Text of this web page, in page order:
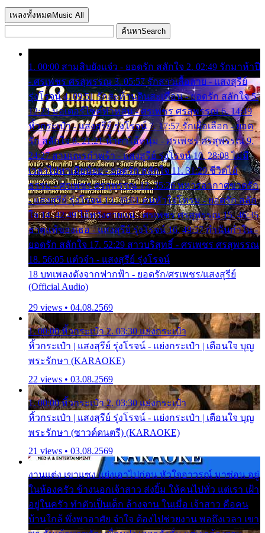
เพลงทั้งหมด Music All
ค้นหาSearch
1. 00:00 สามสิบยังแจ๋ว - ยอดรัก สลักใจ 2. 02:49 รักมาห้าปี
- ศรเพชร ศรสุพรรณ 3. 05:57 รักสาวเสื้อลาย - แสงสุรีย์
รุ่งโรจน์ 4. 09:51 รักสะท้านดินสะเทือน - ยอดรัก สลักใจ 5.
12:23 มอเตอร์ไซค์ทำหล่น - ศรเพชร ศรสุพรรณ 6. 14:49
หิ้วกระเป๋า - แสงสุรีย์ รุ่งโรจน์ 7. 17:57 รักเผื่อเลือก - ยอด
รัก สลักใจ 8. 21:21 น้ำตาไอ้หนุ่ม - ศรเพชร ศรสุพรรณ 9.
24:27 สามเณรกำพร้า - แสงสุรีย์ รุ่งโรจน์ 10. 28:08 ไม่มี
เวลาไปหาเมียน้อย - ยอดรัก สลักใจ 11. 31:29 ชีวิตไอ้
ธรรม - ศรเพชร ศรสุพรรณ 12. 35:26 ทหารอากาศขาดรัก
- แสงสุรีย์ รุ่งโรจน์ 13. 39:01 คนหัวใจโทรม - ยอดรัก สลัก
ใจ 14. 42:49 ไอ้หวังตายแน่ - ศรเพชร ศรสุพรรณ 15. 46:35
ธาตุแท้ของเธอ - แสงสุรีย์ รุ่งโรจน์ 16. 49:57 กำนันกำใน -
ยอดรัก สลักใจ 17. 52:29 สาวบริสุทธิ์ - ศรเพชร ศรสุพรรณ
18. 56:05 แต๋วจ๋า - แสงสุรีย์ รุ่งโรจน์
18 บทเพลงดังจากฟากฟ้า - ยอดรัก/ศรเพชร/แสงสุรีย์
(Official Audio)
29 views • 04.08.2569
1. 00:00 หิ้วกระเป๋า 2. 03:30 แย่งกระเป๋า
หิ้วกระเป๋า | แสงสุรีย์ รุ่งโรจน์ - แย่งกระเป๋า | เตือนใจ บุญ
พระรักษา (KARAOKE)
22 views • 03.08.2569
1. 00:00 หิ้วกระเป๋า 2. 03:30 แย่งกระเป๋า
หิ้วกระเป๋า | แสงสุรีย์ รุ่งโรจน์ - แย่งกระเป๋า | เตือนใจ บุญ
พระรักษา (ซาวด์ดนตรี) (KARAOKE)
21 views • 03.08.2569
งานแต่ง เขาแซง แย่งเอาไปก่อน หัวใจอาวรณ์ มาซ่อน อยู่
ในห้องครัว ข้างนอกเจ้าสาว ส่งยิ้ม ให้คนไปทั่ว แต่เรา เฝ้า
อยู่ในครัว ทำตัวเป็นเด็ก ล้างจาน ในเมื่อ เจ้าสาว คือคน
บ้านใกล้ พึ่งพาอาศัย จำใจ ต้องไปช่วยงาน พอถึงเวลา เขา